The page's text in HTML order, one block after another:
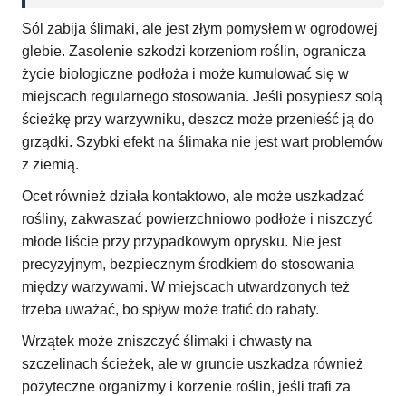
Sól zabija ślimaki, ale jest złym pomysłem w ogrodowej
glebie. Zasolenie szkodzi korzeniom roślin, ogranicza
życie biologiczne podłoża i może kumulować się w
miejscach regularnego stosowania. Jeśli posypiesz solą
ścieżkę przy warzywniku, deszcz może przenieść ją do
grządki. Szybki efekt na ślimaka nie jest wart problemów
z ziemią.
Ocet również działa kontaktowo, ale może uszkadzać
rośliny, zakwaszać powierzchniowo podłoże i niszczyć
młode liście przy przypadkowym oprysku. Nie jest
precyzyjnym, bezpiecznym środkiem do stosowania
między warzywami. W miejscach utwardzonych też
trzeba uważać, bo spływ może trafić do rabaty.
Wrzątek może zniszczyć ślimaki i chwasty na
szczelinach ścieżek, ale w gruncie uszkadza również
pożyteczne organizmy i korzenie roślin, jeśli trafi za